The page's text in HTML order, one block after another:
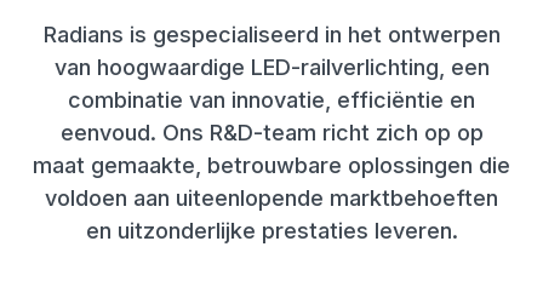
Radians is gespecialiseerd in het ontwerpen
van hoogwaardige LED-railverlichting, een
combinatie van innovatie, efficiëntie en
eenvoud. Ons R&D-team richt zich op op
maat gemaakte, betrouwbare oplossingen die
voldoen aan uiteenlopende marktbehoeften
en uitzonderlijke prestaties leveren.